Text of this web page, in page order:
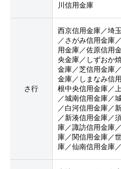
川信用金庫
さ行
西京信用金庫／埼
／さがみ信用金庫
用金庫／佐原信用
央金庫／しずおか
金庫／芝信用金庫
金庫／しまなみ信
根中央信用金庫／
／城南信用金庫／
／白河信用金庫／
／新湊信用金庫／
庫／諏訪信用金庫
庫／関信用金庫／
庫／仙南信用金庫